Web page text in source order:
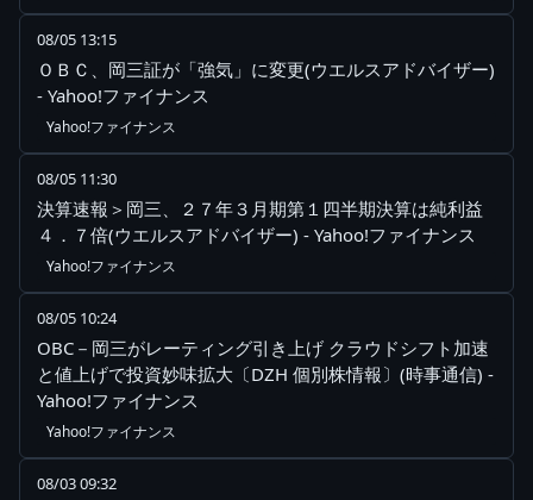
08/05 13:15
ＯＢＣ、岡三証が「強気」に変更(ウエルスアドバイザー)
- Yahoo!ファイナンス
Yahoo!ファイナンス
08/05 11:30
決算速報＞岡三、２７年３月期第１四半期決算は純利益
４．７倍(ウエルスアドバイザー) - Yahoo!ファイナンス
Yahoo!ファイナンス
08/05 10:24
OBC－岡三がレーティング引き上げ クラウドシフト加速
と値上げで投資妙味拡大〔DZH 個別株情報〕(時事通信) -
Yahoo!ファイナンス
Yahoo!ファイナンス
08/03 09:32